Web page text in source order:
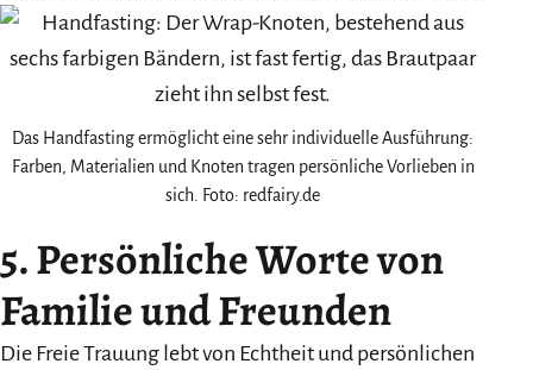
Das Handfasting ermöglicht eine sehr individuelle Ausführung:
Farben, Materialien und Knoten tragen persönliche Vorlieben in
sich. Foto: redfairy.de
5. Persönliche Worte von
Familie und Freunden
Die Freie Trauung lebt von Echtheit und persönlichen